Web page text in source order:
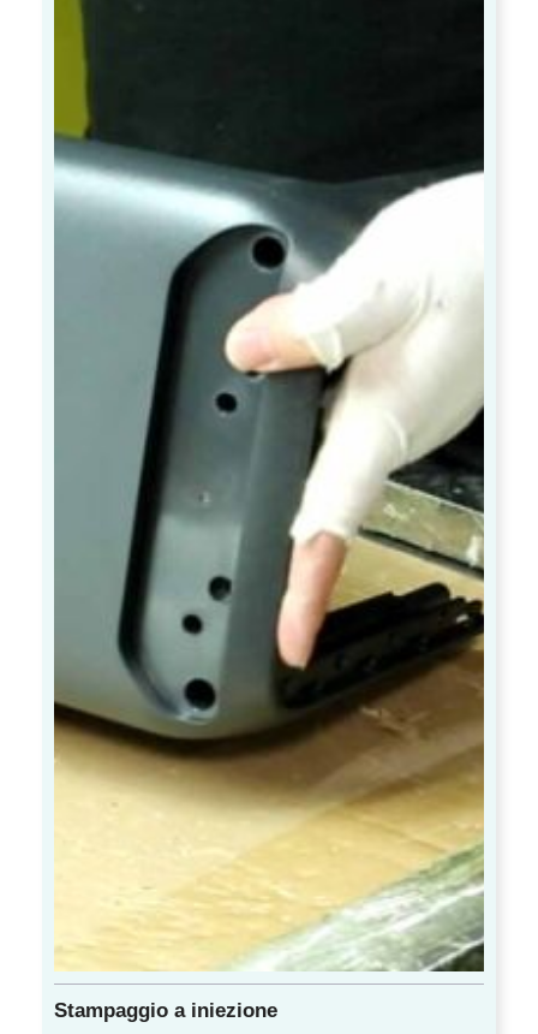
Stampaggio a iniezione